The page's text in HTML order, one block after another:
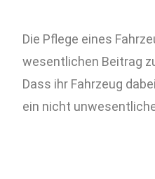
Die Pflege eines
wesentlichen Beitrag
Dass ihr Fahrzeug
ein nicht